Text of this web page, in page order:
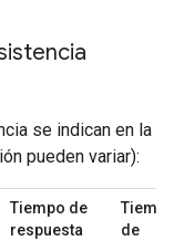
se indican en la
pueden variar):
Tiempo de
respuesta
de